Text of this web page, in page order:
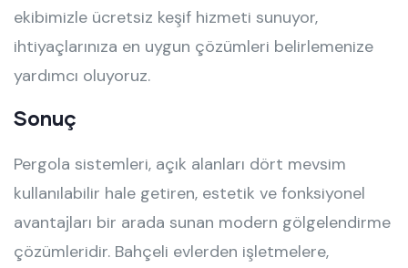
ekibimizle ücretsiz keşif hizmeti sunuyor,
ihtiyaçlarınıza en uygun çözümleri belirlemenize
yardımcı oluyoruz.
Sonuç
Pergola sistemleri, açık alanları dört mevsim
kullanılabilir hale getiren, estetik ve fonksiyonel
avantajları bir arada sunan modern gölgelendirme
çözümleridir. Bahçeli evlerden işletmelere,